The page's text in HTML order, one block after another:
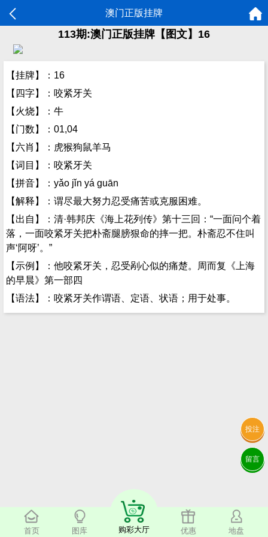
首页 图库 购彩大厅 优惠 地盘
投注
留言
澳门正版挂牌
113期:澳门正版挂牌【图文】16
【挂牌】：16
【四字】：咬紧牙关
【火烧】：牛
【门数】：01,04
【六肖】：虎猴狗鼠羊马
【词目】：咬紧牙关
【拼音】：yǎo jǐn yá guān
【解释】：谓尽最大努力忍受痛苦或克服困难。
【出自】：清·韩邦庆《海上花列传》第十三回：“一面问个着
落，一面咬紧牙关把朴斋腿膀狠命的摔一把。朴斋忍不住叫
声‘阿呀’。”
【示例】：他咬紧牙关，忍受剐心似的痛楚。周而复《上海
的早晨》第一部四
【语法】：咬紧牙关作谓语、定语、状语；用于处事。